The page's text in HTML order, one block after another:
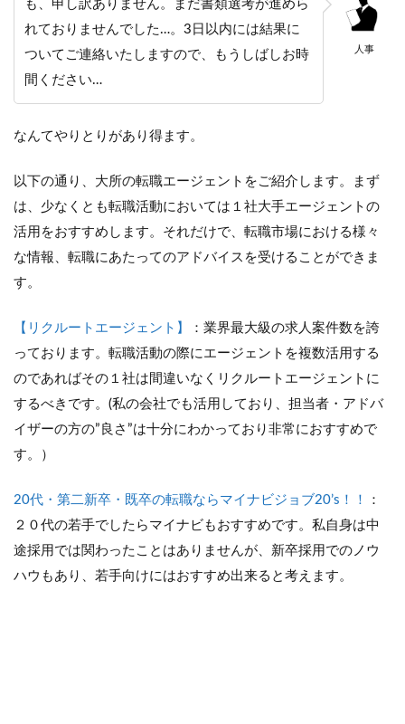
人事
も、申し訳ありません。まだ書類選考が進めら
れておりませんでした…。3日以内には結果に
ついてご連絡いたしますので、もうしばしお時
間ください…
なんてやりとりがあり得ます。
以下の通り、大所の転職エージェントをご紹介します。まず
は、少なくとも転職活動においては１社大手エージェントの
活用をおすすめします。それだけで、転職市場における様々
な情報、転職にあたってのアドバイスを受けることができま
す。
【リクルートエージェント】
：業界最大級の求人案件数を誇
っております。転職活動の際にエージェントを複数活用する
のであればその１社は間違いなくリクルートエージェントに
するべきです。(私の会社でも活用しており、担当者・アドバ
イザーの方の”良さ”は十分にわかっており非常におすすめで
す。）
20代・第二新卒・既卒の転職ならマイナビジョブ20’s！！
：
２０代の若手でしたらマイナビもおすすめです。私自身は中
途採用では関わったことはありませんが、新卒採用でのノウ
ハウもあり、若手向けにはおすすめ出来ると考えます。